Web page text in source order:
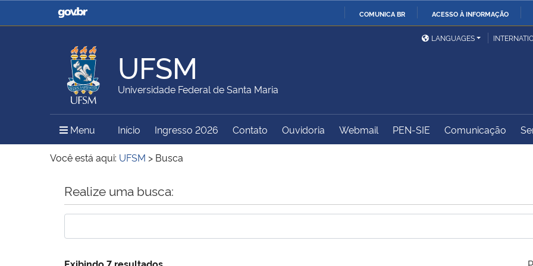
COMUNICA BR ACESSO À INFORMAÇÃO
Casa Civil
Ministério da Justiça e
Ministério da Defesa
Ministério das Relações
Exteriores
Ministério da Agricultura,
Pecuária e Abastecimento
Ministério da Educação
Ministério do Meio Ambiente Ministério do Turismo
Ministério do
Controladoria-Geral da
LANGUAGES
UFSM
Universidade Federal de Santa Maria
Menu Menu Principal do Sítio
Início Ingresso 2026 Contato Ouvidoria Webmail PEN-SIE Comunicação
Você está aqui: UFSM > Busca
Início do conteúdo
Realize uma busca:
Exibindo 7 resultados